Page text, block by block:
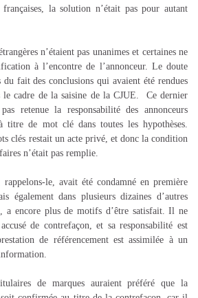
françaises, la solution n’était pas pour autant
n’étaient pas unanimes et certaines ne
à l’encontre de l’annonceur. Le doute
fait des conclusions qui avaient été rendues
le cadre de la saisine de la CJUE. Ce dernier
retenue la responsabilité des annonceurs
titre de mot clé dans toutes les hypothèses.
clés restait un acte privé, et donc la condition
n’était pas remplie.
le, avait été condamné en première
également dans plusieurs dizaines d’autres
a encore plus de motifs d’être satisfait. Il ne
de contrefaçon, et sa responsabilité est
de référencement est assimilée à un
de marques auraient préféré que la